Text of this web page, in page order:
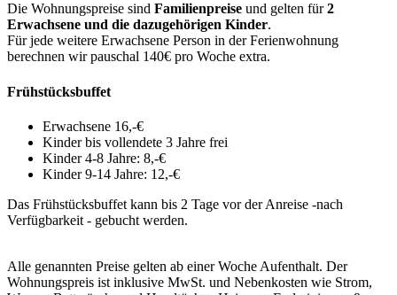
Die Wohnungspreise sind Familienpreise und gelten für2
Erwachsene und die dazugehörigen Kinder.
Für jede weitere Erwachsene Person in der Ferienwohnung
berechnen wir pauschal 140€ pro Woche extra.
Frühstücksbuffet
Erwachsene 16,-€
Kinder bis vollendete 3 Jahre frei
Kinder 4-8 Jahre: 8,-€
Kinder 9-14 Jahre: 12,-€
Das Frühstücksbuffet kann bis 2 Tage vor der Anreise -nach
Verfügbarkeit - gebucht werden.
Alle genannten Preise gelten ab einer Woche Aufenthalt. Der
Wohnungspreis ist inklusive MwSt. und Nebenkosten wie Strom,